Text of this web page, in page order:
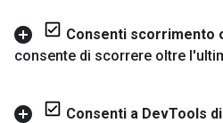
Consenti scorrimento
consente di scorrere oltre
Consenti a DevTools